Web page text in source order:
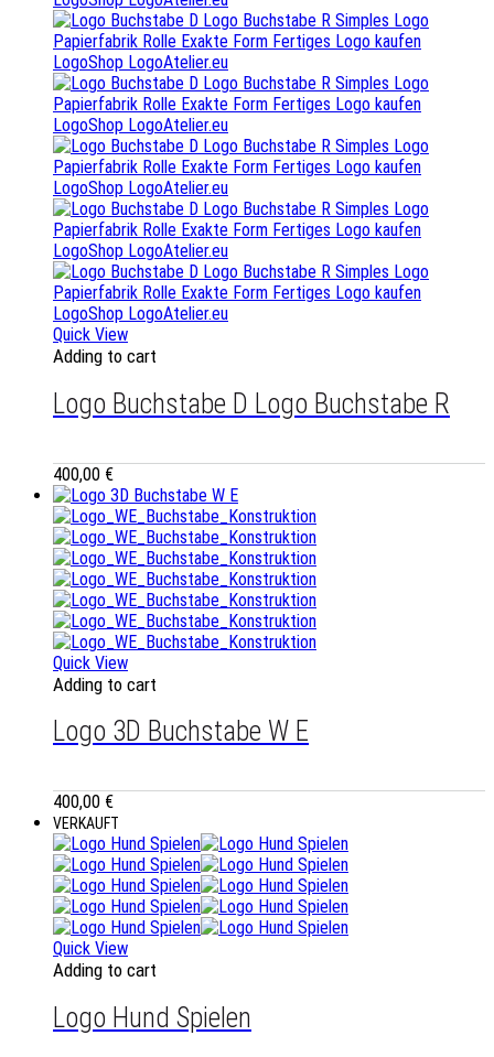
Quick View
Adding to cart
Logo Buchstabe D Logo Buchstabe R
400,00 €
Quick View
Adding to cart
Logo 3D Buchstabe W E
400,00 €
VERKAUFT
Quick View
Adding to cart
Logo Hund Spielen